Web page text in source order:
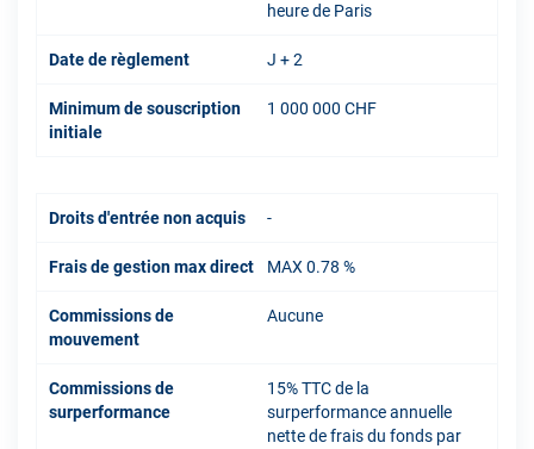
heure de Paris
Date de règlement J + 2
Minimum de souscription
initiale
1 000 000 CHF
Droits d'entrée non acquis -
Frais de gestion max direct MAX 0.78 %
Commissions de
mouvement
Aucune
Commissions de
surperformance
15% TTC de la
surperformance annuelle
nette de frais du fonds par